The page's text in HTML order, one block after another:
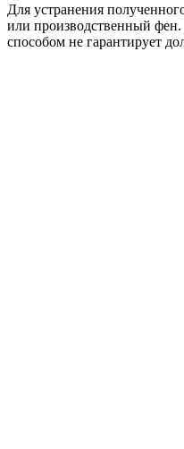
Для устранения
или производственный фен.
способом не гарантирует